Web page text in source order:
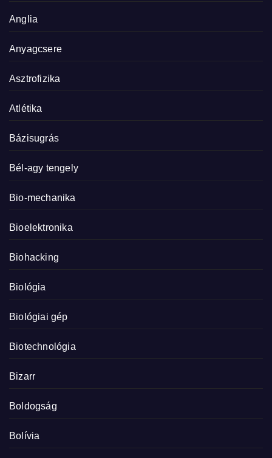
Anglia
Anyagcsere
Asztrofizika
Atlétika
Bázisugrás
Bél-agy tengely
Bio-mechanika
Bioelektronika
Biohacking
Biológia
Biológiai gép
Biotechnológia
Bizarr
Boldogság
Bolívia